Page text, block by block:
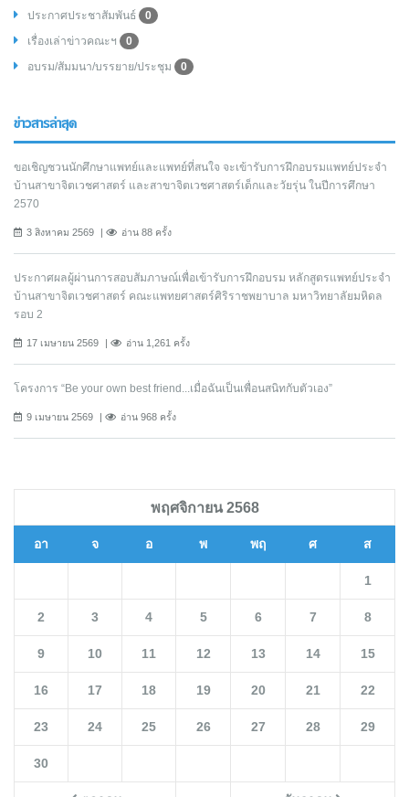
ประกาศประชาสัมพันธ์
0
เรื่องเล่าข่าวคณะฯ
0
อบรม/สัมมนา/บรรยาย/ประชุม
0
ข่าวสารล่าสุด
ขอเชิญชวนนักศึกษาแพทย์และแพทย์ที่สนใจ จะเข้ารับการฝึกอบรมแพทย์ประจำ
บ้านสาขาจิตเวชศาสตร์ และสาขาจิตเวชศาสตร์เด็กและวัยรุ่น ในปีการศึกษา
2570
3 สิงหาคม 2569 อ่าน 88 ครั้ง
ประกาศผลผู้ผ่านการสอบสัมภาษณ์เพื่อเข้ารับการฝึกอบรม หลักสูตรแพทย์ประจำ
บ้านสาขาจิตเวชศาสตร์ คณะแพทยศาสตร์ศิริราชพยาบาล มหาวิทยาลัยมหิดล
รอบ 2
17 เมษายน 2569 อ่าน 1,261 ครั้ง
โครงการ “Be your own best friend...เมื่อฉันเป็นเพื่อนสนิทกับตัวเอง”
9 เมษายน 2569 อ่าน 968 ครั้ง
พฤศจิกายน 2568
อา จ อ พ พฤ ศ ส
1
2 3 4 5 6 7 8
9 10 11 12 13 14 15
16 17 18 19 20 21 22
23 24 25 26 27 28 29
30